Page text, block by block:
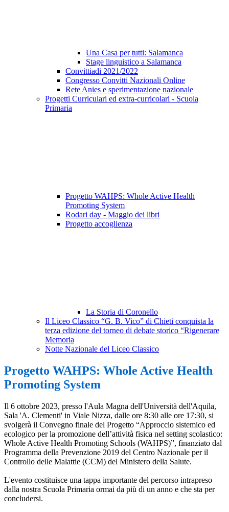
Una Casa per tutti: Salamanca
Stage linguistico a Salamanca
Convittiadi 2021/2022
Congresso Convitti Nazionali Online
Rete Anies e sperimentazione nazionale
Progetti Curriculari ed extra-curricolari - Scuola
Primaria
Progetto WAHPS: Whole Active Health
Promoting System
Rodari day - Maggio dei libri
Progetto accoglienza
La Storia di Coronello
Il Liceo Classico “G. B. Vico” di Chieti conquista la
terza edizione del torneo di debate storico “Rigenerare
Memoria
Notte Nazionale del Liceo Classico
Progetto WAHPS: Whole Active Health
Promoting System
Il 6 ottobre 2023, presso l'Aula Magna dell'Università dell'Aquila,
Sala 'A. Clementi' in Viale Nizza, dalle ore 8:30 alle ore 17:30, si
svolgerà il Convegno finale del Progetto “Approccio sistemico ed
ecologico per la promozione dell’attività fisica nel setting scolastico:
Whole Active Health Promoting Schools (WAHPS)”, finanziato dal
Programma della Prevenzione 2019 del Centro Nazionale per il
Controllo delle Malattie (CCM) del Ministero della Salute.
L'evento costituisce una tappa importante del percorso intrapreso
dalla nostra Scuola Primaria ormai da più di un anno e che sta per
concludersi.